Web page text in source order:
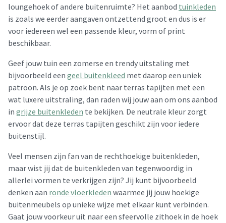
loungehoek of andere buitenruimte? Het aanbod tuinkleden
is zoals we eerder aangaven ontzettend groot en dus is er
voor iedereen wel een passende kleur, vorm of print
beschikbaar.
Geef jouw tuin een zomerse en trendy uitstaling met
bijvoorbeeld een geel buitenkleed met daarop een uniek
patroon. Als je op zoek bent naar terras tapijten met een
wat luxere uitstraling, dan raden wij jouw aan om ons aanbod
in grijze buitenkleden te bekijken. De neutrale kleur zorgt
ervoor dat deze terras tapijten geschikt zijn voor iedere
buitenstijl.
Veel mensen zijn fan van de rechthoekige buitenkleden,
maar wist jij dat de buitenkleden van tegenwoordig in
allerlei vormen te verkrijgen zijn? Jij kunt bijvoorbeeld
denken aan ronde vloerkleden waarmee jij jouw hoekige
buitenmeubels op unieke wijze met elkaar kunt verbinden.
Gaat jouw voorkeur uit naar een sfeervolle zithoek in de hoek